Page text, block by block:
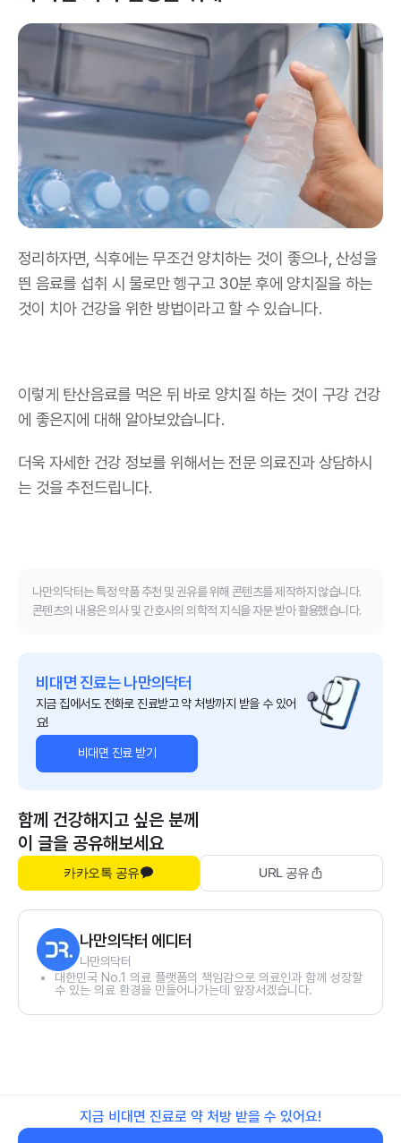
정리하자면, 식후에는 무조건 양치하는 것이 좋으나, 산성을
띈 음료를 섭취 시 물로만 헹구고 30분 후에 양치질을 하는
것이 치아 건강을 위한 방법이라고 할 수 있습니다.
이렇게 탄산음료를 먹은 뒤 바로 양치질 하는 것이 구강 건강
에 좋은지에 대해 알아보았습니다.
더욱 자세한 건강 정보를 위해서는 전문 의료진과 상담하시
는 것을 추전드립니다.
나만의닥터는 특정 약품 추천 및 권유를 위해 콘텐츠를 제작하지 않습니다.
콘텐츠의 내용은 의사 및 간호사의 의학적 지식을 자문 받아 활용했습니다.
비대면 진료는 나만의닥터
지금 집에서도 전화로 진료받고 약 처방까지 받을 수 있어
요!
비대면 진료 받기
함께 건강해지고 싶은 분께
이 글을 공유해보세요
카카오톡 공유 URL 공유
나만의닥터 에디터
나만의닥터
대한민국 No.1 의료 플랫폼의 책임감으로 의료인과 함께 성장할
수 있는 의료 환경을 만들어나가는데 앞장서겠습니다.
지금 비대면 진료로 약 처방 받을 수 있어요!